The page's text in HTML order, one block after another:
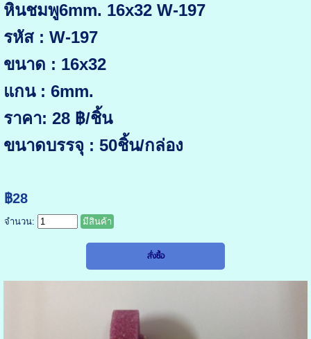
หินชมพู6mm. 16x32 W-197
รหัส : W-197
ขนาด : 16x32
แกน : 6mm.
ราคา: 28 ฿/ชิ้น
ขนาดบรรจุ : 50ชิ้น/กล่อง
฿28
จำนวน: มีสินค้า